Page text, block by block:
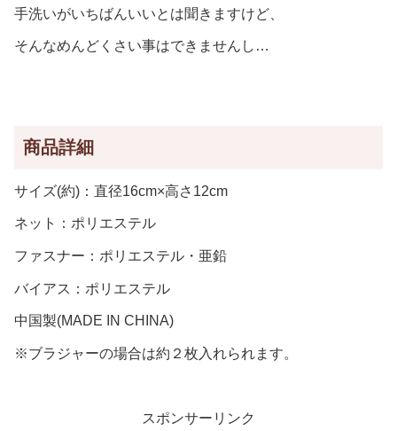
手洗いがいちばんいいとは聞きますけど、
そんなめんどくさい事はできませんし…
商品詳細
サイズ(約)：直径16cm×高さ12cm
ネット：ポリエステル
ファスナー：ポリエステル・亜鉛
バイアス：ポリエステル
中国製(MADE IN CHINA)
※ブラジャーの場合は約２枚入れられます。
スポンサーリンク